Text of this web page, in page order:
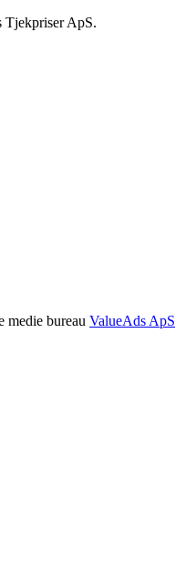
Tjekpriser ApS.
medie bureau ValueAds ApS